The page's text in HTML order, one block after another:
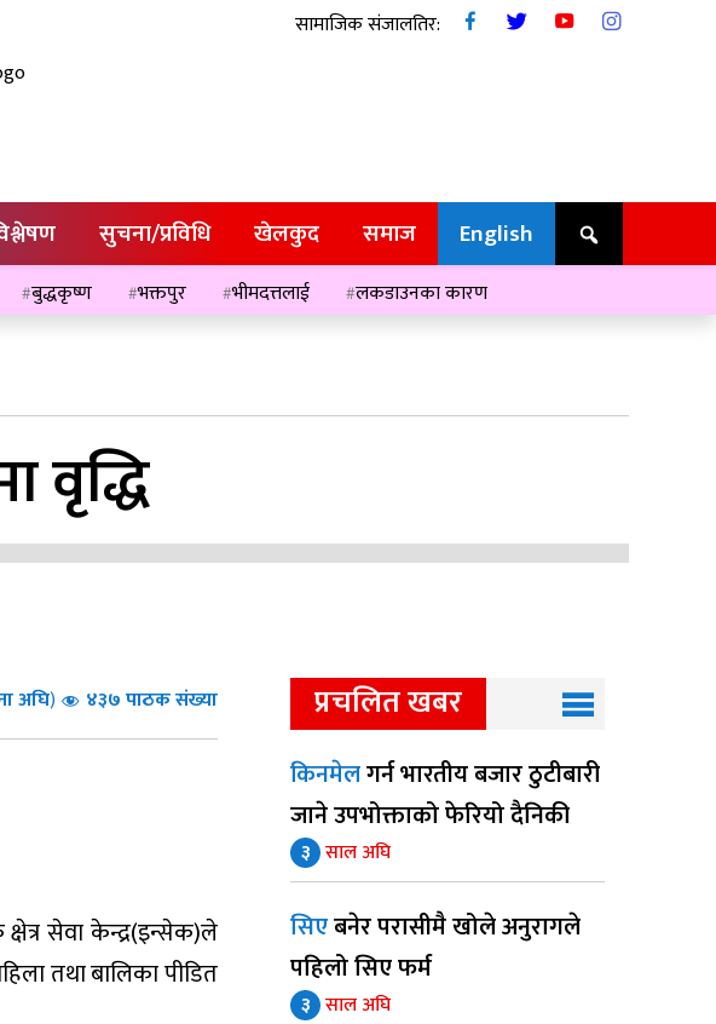
सामाजिक संजालतिर:
सुचना/प्रविधि खेलकुद समाज English
बुद्धकृष्ण भक्तपुर भीमदत्तलाई
लकडाउनका कारण
वृद्धि
अघि) ४३७ पाठक संख्या
सेवा केन्द्र(इन्सेक)ले
तथा बालिका पीडित
प्रचलित खबर
किनमेलगर्न भारतीय बजार ठुटीबारी
जाने उपभोक्ताको फेरियो दैनिकी
३ साल अघि
सिएबनेर परासीमै खोले अनुरागले
पहिलो सिए फर्म
३ साल अघि